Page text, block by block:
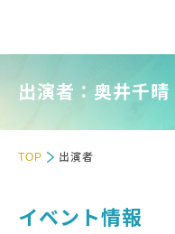
出演者：奥井千晴
TOP 出演者
イベント情報